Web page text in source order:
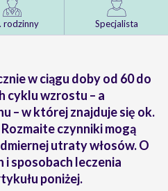
rodzinny Specjalista
w ciągu doby od 60 do
cyklu wzrostu – a
– w której znajduje się ok.
czynniki mogą
utraty włosów. O
i sposobach leczenia
poniżej.